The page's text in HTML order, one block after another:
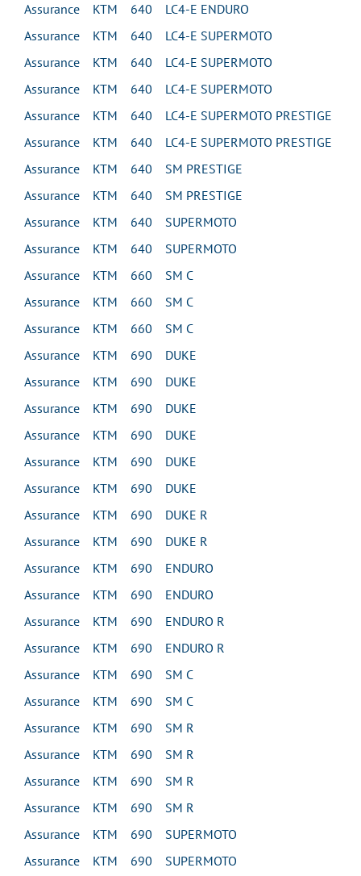
Assurance KTM 640 LC4-E ENDURO
Assurance KTM 640 LC4-E SUPERMOTO
Assurance KTM 640 LC4-E SUPERMOTO
Assurance KTM 640 LC4-E SUPERMOTO
Assurance KTM 640 LC4-E SUPERMOTO PRESTIGE
Assurance KTM 640 LC4-E SUPERMOTO PRESTIGE
Assurance KTM 640 SM PRESTIGE
Assurance KTM 640 SM PRESTIGE
Assurance KTM 640 SUPERMOTO
Assurance KTM 640 SUPERMOTO
Assurance KTM 660 SM C
Assurance KTM 660 SM C
Assurance KTM 660 SM C
Assurance KTM 690 DUKE
Assurance KTM 690 DUKE
Assurance KTM 690 DUKE
Assurance KTM 690 DUKE
Assurance KTM 690 DUKE
Assurance KTM 690 DUKE
Assurance KTM 690 DUKE R
Assurance KTM 690 DUKE R
Assurance KTM 690 ENDURO
Assurance KTM 690 ENDURO
Assurance KTM 690 ENDURO R
Assurance KTM 690 ENDURO R
Assurance KTM 690 SM C
Assurance KTM 690 SM C
Assurance KTM 690 SM R
Assurance KTM 690 SM R
Assurance KTM 690 SM R
Assurance KTM 690 SM R
Assurance KTM 690 SUPERMOTO
Assurance KTM 690 SUPERMOTO